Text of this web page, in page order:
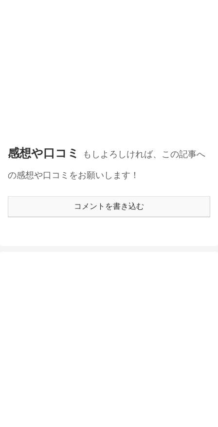
感想や口コミ
もしよろしければ、この記事へ
の感想や口コミをお願いします！
コメントを書き込む